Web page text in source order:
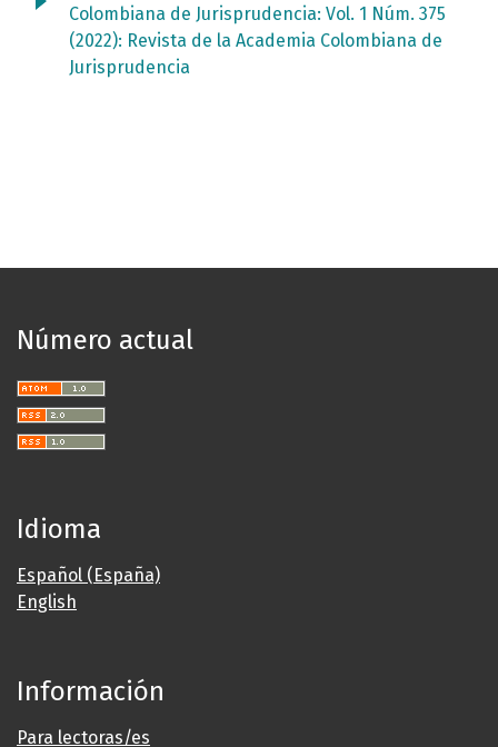
Colombiana de Jurisprudencia: Vol. 1 Núm. 375
(2022): Revista de la Academia Colombiana de
Jurisprudencia
Número actual
Idioma
Español (España)
English
Información
Para lectoras/es